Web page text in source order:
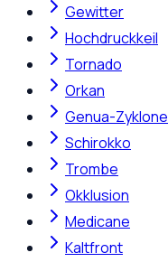
Gewitter
Hochdruckkeil
Tornado
Orkan
Genua-Zyklone
Schirokko
Trombe
Okklusion
Medicane
Kaltfront